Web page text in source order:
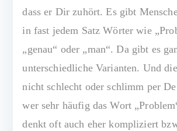
dass er Dir zuhört. Es gibt
in fast jedem Satz Wörter wie
„genau“ oder „man“. Da gibt es
unterschiedliche Varianten. Und
nicht schlecht oder schlimm per
wer sehr häufig das Wort
denkt oft auch eher kompliziert